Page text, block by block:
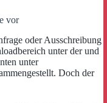
vor
oder Ausschreibung
unter der und
unter
Doch der